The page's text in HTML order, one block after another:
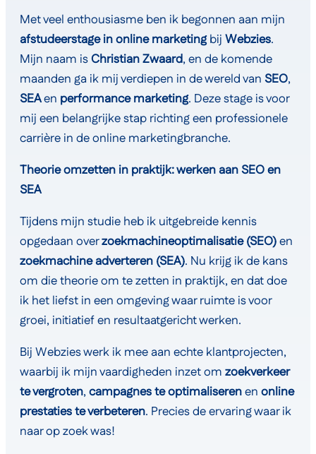
Met veel enthousiasme ben ik begonnen aan mijn
afstudeerstage in online marketingbij Webzies.
Mijn naam isChristian Zwaard, en de komende
maanden ga ik mij verdiepen in de wereld van SEO,
SEAen performance marketing. Deze stage is voor
mij een belangrijke stap richting een professionele
carrière in de online marketingbranche.
Theorie omzetten in praktijk: werken aan SEO en
SEA
Tijdens mijn studie heb ik uitgebreide kennis
opgedaan overzoekmachineoptimalisatie (SEO)en
zoekmachine adverteren (SEA). Nu krijg ik de kans
om die theorie om te zetten in praktijk, en dat doe
ik het liefst in een omgeving waar ruimte is voor
groei, initiatief en resultaatgericht werken.
Bij Webzies werk ik mee aan echte klantprojecten,
waarbij ik mijn vaardigheden inzet om zoekverkeer
te vergroten,campagnes te optimaliserenen online
prestaties te verbeteren. Precies de ervaring waar ik
naar op zoek was!